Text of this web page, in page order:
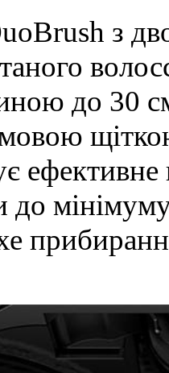
з
до 30
ефективне
до